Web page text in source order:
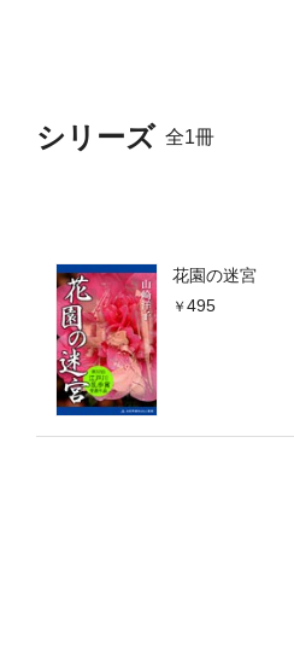
シリーズ 全1冊
花園の迷宮
495